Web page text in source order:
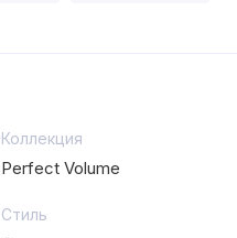
Коллекция
Perfect Volume
Стиль